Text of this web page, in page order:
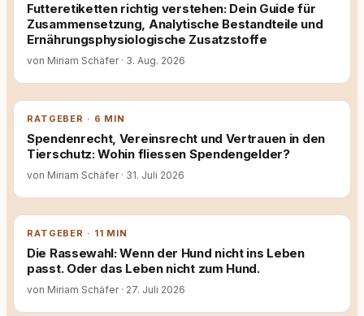
Futteretiketten richtig verstehen: Dein Guide für
Zusammensetzung, Analytische Bestandteile und
Ernährungsphysiologische Zusatzstoffe
von Miriam Schäfer · 3. Aug. 2026
RATGEBER · 6 MIN
Spendenrecht, Vereinsrecht und Vertrauen in den
Tierschutz: Wohin fliessen Spendengelder?
von Miriam Schäfer · 31. Juli 2026
RATGEBER · 11 MIN
Die Rassewahl: Wenn der Hund nicht ins Leben
passt. Oder das Leben nicht zum Hund.
von Miriam Schäfer · 27. Juli 2026